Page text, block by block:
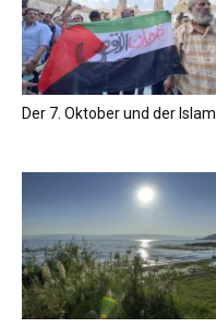
Der 7. Oktober und der Islam